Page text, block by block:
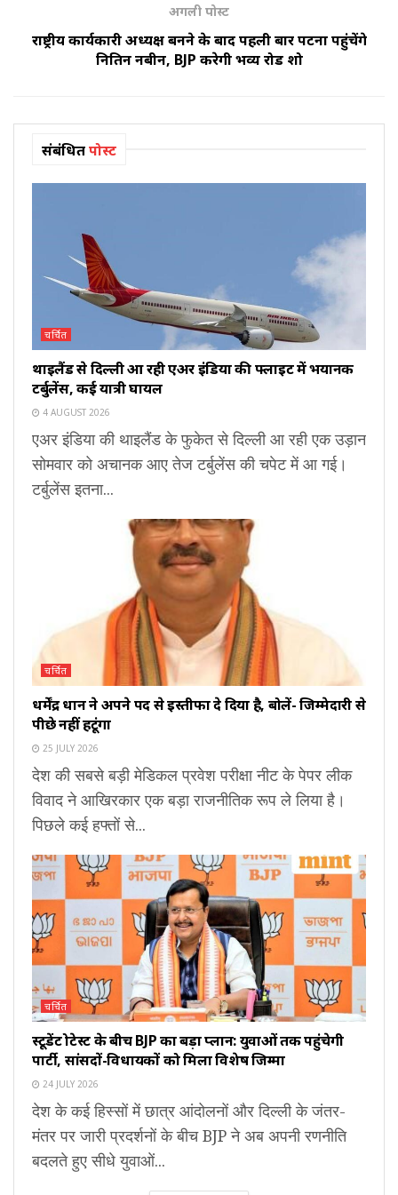
अगली पोस्ट
राष्ट्रीय कार्यकारी अध्यक्ष बनने के बाद पहली बार पटना पहुंचेंगे
नितिन नबीन, BJP करेगी भव्य रोड शो
संबंधितपोस्ट
चर्चित
थाइलैंड से दिल्ली आ रही एअर इंडिया की फ्लाइट में भयानक
टर्बुलेंस, कई यात्री घायल
4 AUGUST 2026
एअर इंडिया की थाइलैंड के फुकेत से दिल्ली आ रही एक उड़ान
सोमवार को अचानक आए तेज टर्बुलेंस की चपेट में आ गई।
टर्बुलेंस इतना...
चर्चित
धर्मेंद्र प्रधान ने अपने पद से इस्तीफा दे दिया है, बोलें- जिम्मेदारी से
पीछे नहीं हटूंगा
25 JULY 2026
देश की सबसे बड़ी मेडिकल प्रवेश परीक्षा नीट के पेपर लीक
विवाद ने आखिरकार एक बड़ा राजनीतिक रूप ले लिया है।
पिछले कई हफ्तों से...
चर्चित
स्टूडेंट प्रोटेस्ट के बीच BJP का बड़ा प्लान: युवाओं तक पहुंचेगी
पार्टी, सांसदों-विधायकों को मिला विशेष जिम्मा
24 JULY 2026
देश के कई हिस्सों में छात्र आंदोलनों और दिल्ली के जंतर-
मंतर पर जारी प्रदर्शनों के बीच BJP ने अब अपनी रणनीति
बदलते हुए सीधे युवाओं...